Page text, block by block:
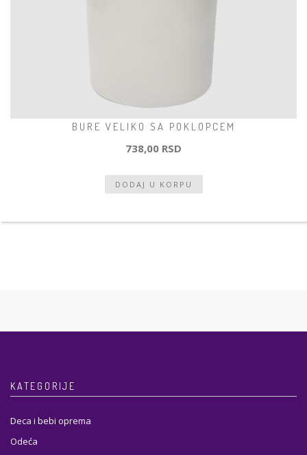
BURE VELIKO SA POKLOPCEM
738,00 RSD
KATEGORIJE
Deca i bebi oprema
Odeća